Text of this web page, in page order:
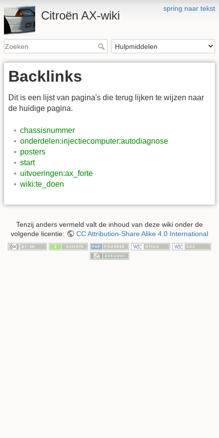
spring naar tekst
Citroën AX-wiki
Backlinks
Dit is een lijst van pagina's die terug lijken te wijzen naar
de huidige pagina.
chassisnummer
onderdelen:injectiecomputer:autodiagnose
posters
start
uitvoeringen:ax_forte
wiki:te_doen
Tenzij anders vermeld valt de inhoud van deze wiki onder de
volgende licentie:
CC Attribution-Share Alike 4.0 International